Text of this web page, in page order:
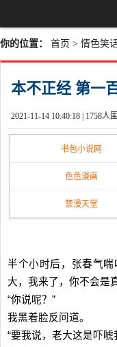
你的位置： 首页 > 情色笑
本不正经 第一
2021-11-14 10:40:18 | 1758人
书包小说网
色色漫画
禁漫天堂
半个小时后，张春气
大，我来了，你不会是
“你说呢？”
我黑着脸反问道。
“要我说，老大这是吓